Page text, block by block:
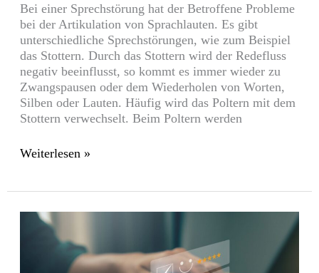
Bei einer Sprechstörung hat der Betroffene Probleme
bei der Artikulation von Sprachlauten. Es gibt
unterschiedliche Sprechstörungen, wie zum Beispiel
das Stottern. Durch das Stottern wird der Redefluss
negativ beeinflusst, so kommt es immer wieder zu
Zwangspausen oder dem Wiederholen von Worten,
Silben oder Lauten. Häufig wird das Poltern mit dem
Stottern verwechselt. Beim Poltern werden
Weiterlesen »
Tipps